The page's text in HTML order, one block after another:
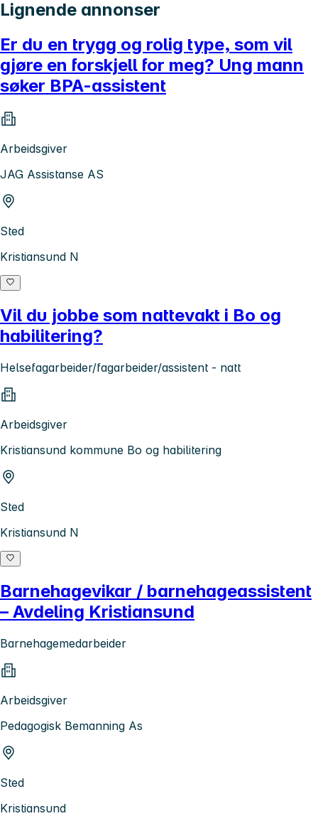
Lignende annonser
Er du en trygg og rolig type, som vil
gjøre en forskjell for meg? Ung mann
søker BPA-assistent
Arbeidsgiver
JAG Assistanse AS
Sted
Kristiansund N
Vil du jobbe som nattevakt i Bo og
habilitering?
Helsefagarbeider/fagarbeider/assistent - natt
Arbeidsgiver
Kristiansund kommune Bo og habilitering
Sted
Kristiansund N
Barnehagevikar / barnehageassistent
– Avdeling Kristiansund
Barnehagemedarbeider
Arbeidsgiver
Pedagogisk Bemanning As
Sted
Kristiansund